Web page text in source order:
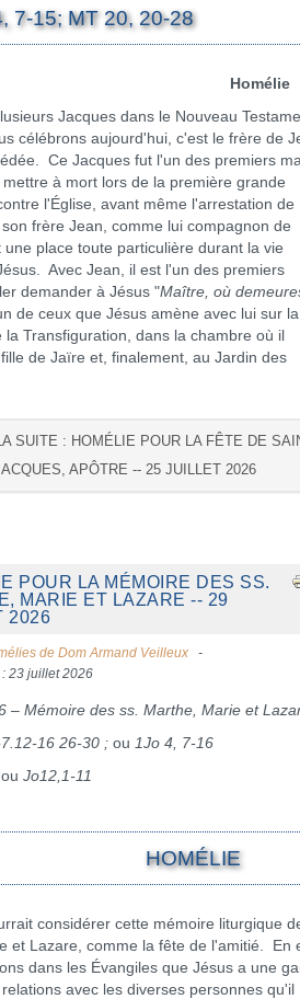
7-15; MT 20, 20-28
Jacques dans le Nouveau
célébrons aujourd'hui, c'est le frère de
Ce Jacques fut l'un des premiers
mettre à mort lors de la première grande
l'Église, avant même l'arrestation de
frère Jean, comme lui compagnon de
une place toute particulière durant la vie
Avec Jean, il est l'un des premiers
demander à Jésus "Maître, où
de ceux que Jésus amène avec lui sur la
la Transfiguration, dans la chambre où il
de Jaïre et, finalement, au Jardin des
SUITE : HOMÉLIE POUR LA FÊTE DE
APÔTRE -- 25 JUILLET 2026
POUR LA MÉMOIRE DES SS.
MARIE ET LAZARE -- 29
2026
de Dom Armand Veilleux
23 juillet 2026
– Mémoire des ss. Marthe, Marie et
16 26-30 ;ou 1Jo 4, 7-16
ou Jo12,1-11
considérer cette mémoire liturgique
et Lazare, comme la fête de l'amitié. En
dans les Évangiles que Jésus a une
avec les diverses personnes qu'il